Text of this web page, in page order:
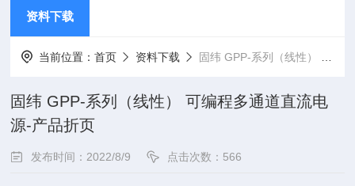
资料下载
当前位置：首页 资料下载 固纬 GPP-系列（线性） 可编程多通道直流电源-产品折页
固纬 GPP-系列（线性） 可编程多通道直流电
源-产品折页
发布时间：2022/8/9 点击次数：566